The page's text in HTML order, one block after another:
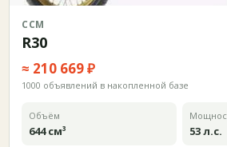
CCM
R30
≈ 210 669 ₽
1000 объявлений в накопленной базе
Объём
644 см³ 53 л.с.